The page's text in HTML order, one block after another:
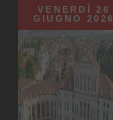
VENERDÌ 26
GIUGNO 2026